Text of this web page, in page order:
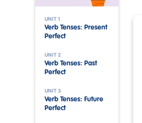
UNIT 1
Verb Tenses: Present
Perfect
UNIT 2
Verb Tenses: Past
Perfect
UNIT 3
Verb Tenses: Future
Perfect